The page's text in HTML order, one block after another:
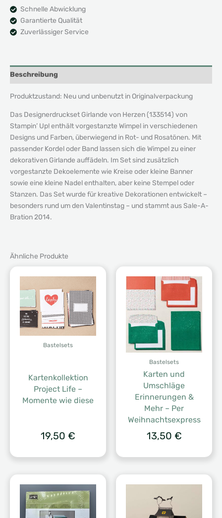
Bration
Menge
Schnelle Abwicklung
Garantierte Qualität
Zuverlässiger Service
Beschreibung
Produktzustand: Neu und unbenutzt in Originalverpackung
Das Designerdruckset Girlande von Herzen (133514) von
Stampin’ Up! enthält vorgestanzte Wimpel in verschiedenen
Designs und Farben, überwiegend in Rot- und Rosatönen. Mit
passender Kordel oder Band lassen sich die Wimpel zu einer
dekorativen Girlande auffädeln. Im Set sind zusätzlich
vorgestanzte Dekoelemente wie Kreise oder kleine Banner
sowie eine kleine Nadel enthalten, aber keine Stempel oder
Stanzen. Das Set wurde für kreative Dekorationen entwickelt –
besonders rund um den Valentinstag – und stammt aus Sale-A-
Bration 2014.
Ähnliche Produkte
Bastelsets
Kartenkollektion
Project Life –
Momente wie diese
19,50 €
Bastelsets
Karten und
Umschläge
Erinnerungen &
Mehr – Per
Weihnachtsexpress
13,50 €